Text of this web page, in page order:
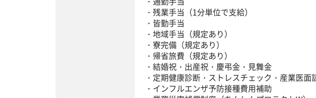
・残業手当（1分単位で支給）
・皆勤手当
・地域手当（規定あり）
・寮完備（規定あり）
・帰省旅費（規定あり）
・結婚祝・出産祝・慶弔金・見舞金
・定期健康診断・ストレスチェック・産業医面
・インフルエンザ予防接種費用補助